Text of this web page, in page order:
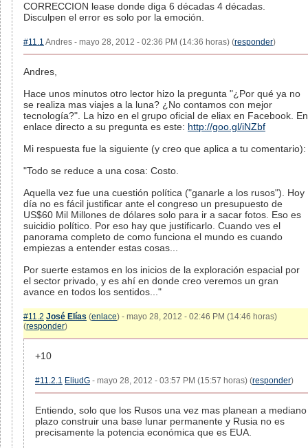
CORRECCION lease donde diga 6 décadas 4 décadas.
Disculpen el error es solo por la emoción.
#11.1 Andres - mayo 28, 2012 - 02:36 PM (14:36 horas) (responder)
Andres,
Hace unos minutos otro lector hizo la pregunta "¿Por qué ya no
se realiza mas viajes a la luna? ¿No contamos con mejor
tecnología?". La hizo en el grupo oficial de eliax en Facebook. En
enlace directo a su pregunta es este: http://goo.gl/iNZbf
Mi respuesta fue la siguiente (y creo que aplica a tu comentario):
"Todo se reduce a una cosa: Costo.
Aquella vez fue una cuestión política ("ganarle a los rusos"). Hoy
día no es fácil justificar ante el congreso un presupuesto de
US$60 Mil Millones de dólares solo para ir a sacar fotos. Eso es
suicidio político. Por eso hay que justificarlo. Cuando ves el
panorama completo de como funciona el mundo es cuando
empiezas a entender estas cosas...
Por suerte estamos en los inicios de la exploración espacial por
el sector privado, y es ahí en donde creo veremos un gran
avance en todos los sentidos..."
#11.2 José Elías (enlace) - mayo 28, 2012 - 02:46 PM (14:46 horas)
(responder)
+10
#11.2.1 EliudG - mayo 28, 2012 - 03:57 PM (15:57 horas) (responder)
Entiendo, solo que los Rusos una vez mas planean a mediano
plazo construir una base lunar permanente y Rusia no es
precisamente la potencia económica que es EUA.